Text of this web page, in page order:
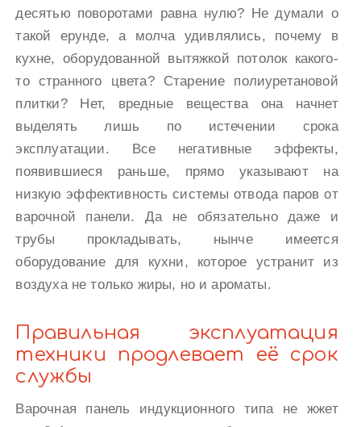
десятью поворотами равна нулю? Не думали о
такой ерунде, а молча удивлялись, почему в
кухне, оборудованной вытяжкой потолок какого-
то странного цвета? Старение полиуретановой
плитки? Нет, вредные вещества она начнет
выделять лишь по истечении срока
эксплуатации. Все негативные эффекты,
появившиеся раньше, прямо указывают на
низкую эффективность системы отвода паров от
варочной панели. Да не обязательно даже и
трубы прокладывать, нынче имеется
оборудование для кухни, которое устранит из
воздуха не только жиры, но и ароматы.
Правильная эксплуатация
техники продлевает её срок
службы
Варочная панель индукционного типа не жжет